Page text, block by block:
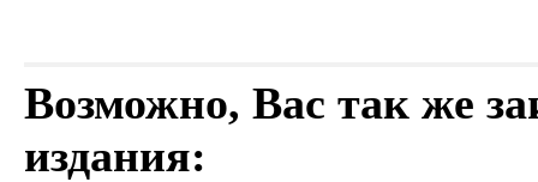
Возможно, Вас так же
издания: